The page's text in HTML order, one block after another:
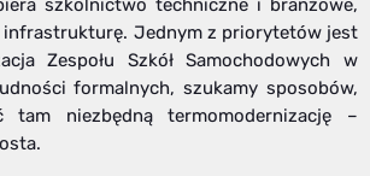
szkolnictwo techniczne i branżowe,
infrastrukturę. Jednym z priorytetów jest
Zespołu Szkół Samochodowych w
formalnych, szukamy sposobów,
tam niezbędną termomodernizację –